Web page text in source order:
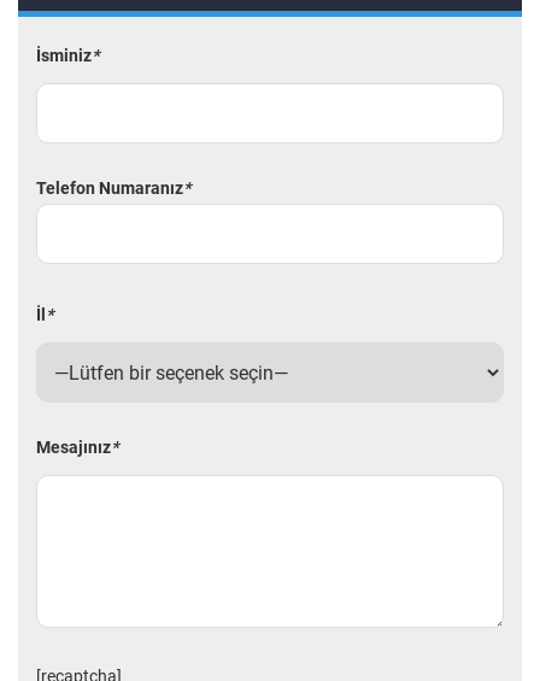
İsminiz*
Telefon Numaranız*
İl *
Mesajınız*
[recaptcha]